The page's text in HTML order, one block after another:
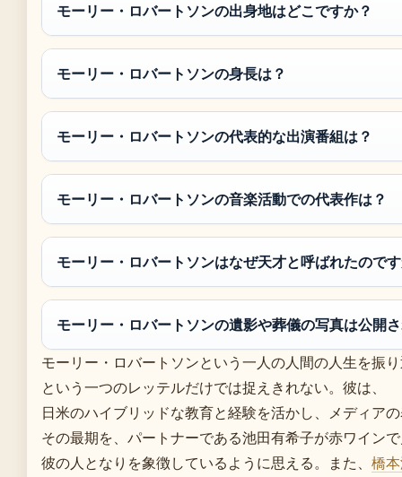
モーリー・ロバートソンの出身地はどこですか？
モーリー・ロバートソンの身長は？
モーリー・ロバートソンの代表的な出演番組は？
モーリー・ロバートソンの音楽活動での代表作は？
モーリー・ロバートソンはなぜ天才と呼ばれたので
モーリー・ロバートソンの遺影や葬儀の写真は公開
モーリー・ロバートソンという一人の人間の人生を振
という一つのレッテルだけでは捉えきれない。彼は、
日米のハイブリッドな教育と経験を活かし、メディア
その最期を、パートナーである池田有希子が赤ワイン
彼の人となりを象徴しているように思える。また、 橋